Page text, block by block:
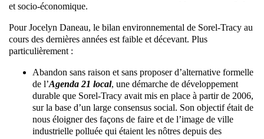
et socio-économique.
Pour Jocelyn Daneau, le bilan environnemental de Sorel-Tracy au
cours des dernières années est faible et décevant. Plus
particulièrement :
Abandon sans raison et sans proposer d’alternative formelle
de l’Agenda 21 local, une démarche de développement
durable que Sorel-Tracy avait mis en place à partir de 2006,
sur la base d’un large consensus social. Son objectif était de
nous éloigner des façons de faire et de l’image de ville
industrielle polluée qui étaient les nôtres depuis des